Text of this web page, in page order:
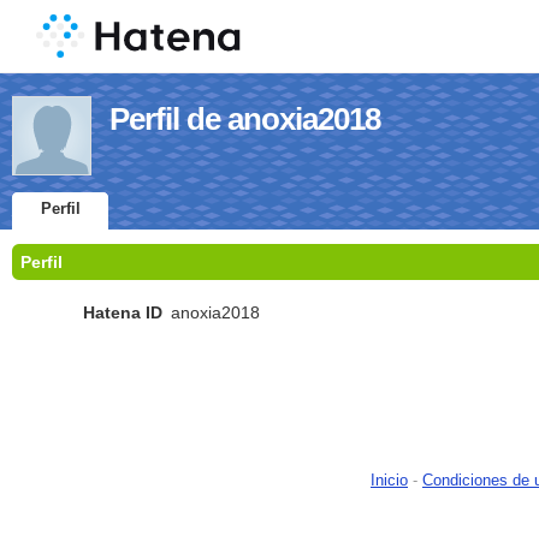
Perfil de anoxia2018
Perfil
Perfil
Hatena ID anoxia2018
Inicio - Condiciones de